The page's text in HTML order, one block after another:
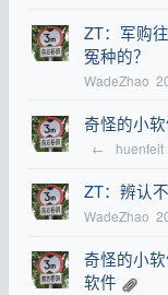
ZT：军购
冤种的？
WadeZhao
奇怪的小
← huenfeit
ZT：辨认
WadeZhao
奇怪的小
软件